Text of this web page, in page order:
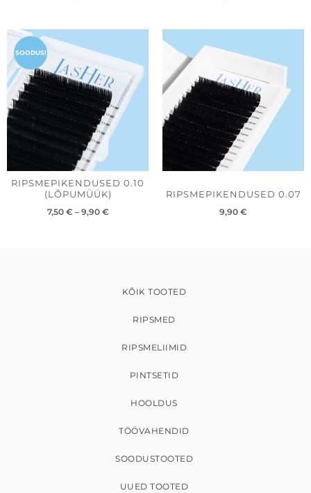
SOODUS!
RIPSMEPIKENDUSED 0.10
(LÕPUMÜÜK)
7,50 € – 9,90 €
kuni
9,90 €
RIPSMEPIKENDUSED 0.07
9,90 €
KÕIK TOOTED
RIPSMED
RIPSMELIIMID
PINTSETID
HOOLDUS
TÖÖVAHENDID
SOODUSTOOTED
UUED TOOTED